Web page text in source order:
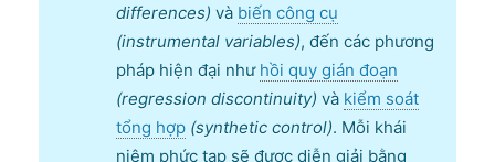
differences) và biến công cụ
(instrumental variables), đến các phương
pháp hiện đại như hồi quy gián đoạn
(regression discontinuity) và kiểm soát
tổng hợp (synthetic control). Mỗi khái
niệm phức tạp sẽ được diễn giải bằng